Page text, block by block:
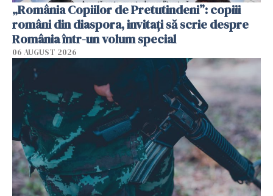
„România Copiilor de Pretutindeni”: copiii
români din diaspora, invitați să scrie despre
România într-un volum special
06 AUGUST 2026